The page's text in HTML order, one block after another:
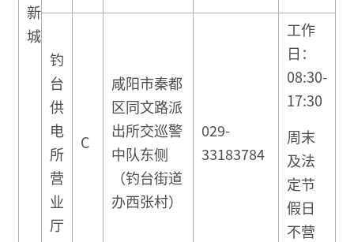
新
城
钓
台
供
电
所
营
业
厅
C
咸阳市秦都
区同文路派
出所交巡警
中队东侧
（钓台街道
办西张村）
029-
33183784
工作
日：
08:30-
17:30
周末
及法
定节
假日
不营